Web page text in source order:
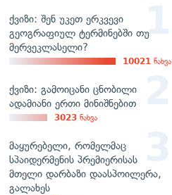
ქვიზი: შენ უკეთ ერკვევი
გეოგრაფიულ ტერმინებში თუ
მერვეკლასელი?
10021 ნახვა
ქვიზი: გამოიცანი ცნობილი
ადამიანი ერთი მინიშნებით
3023 ნახვა
მაყურებელი, რომელმაც
სპაიდერმენის პრემიერისას
მთელი დარბაზი დაასპოილერა,
გალახეს